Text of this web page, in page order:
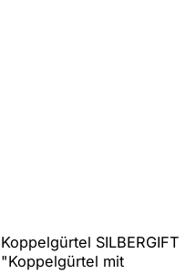
Koppelgürtel SILBERGIFT
"Koppelgürtel mit